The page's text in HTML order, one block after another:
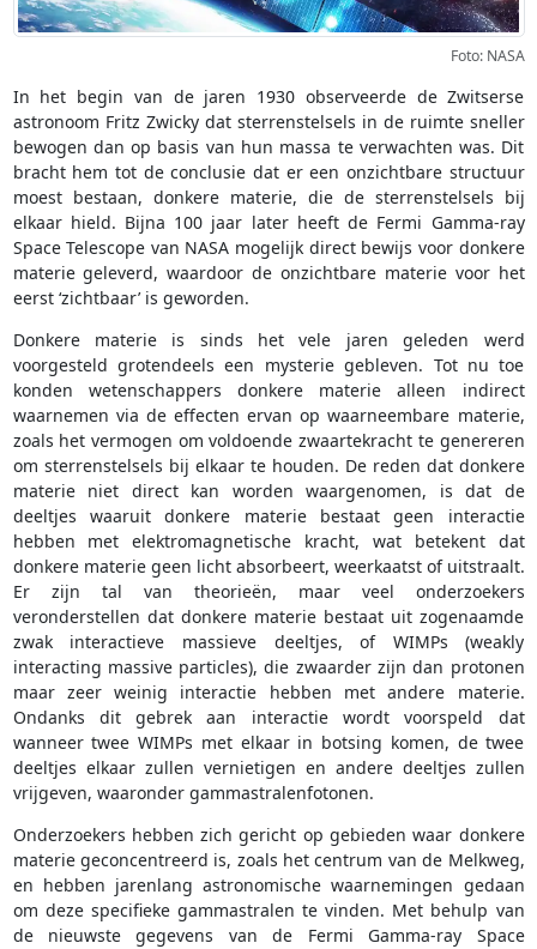
Foto: NASA
In het begin van de jaren 1930 observeerde de Zwitserse
astronoom Fritz Zwicky dat sterrenstelsels in de ruimte sneller
bewogen dan op basis van hun massa te verwachten was. Dit
bracht hem tot de conclusie dat er een onzichtbare structuur
moest bestaan, donkere materie, die de sterrenstelsels bij
elkaar hield. Bijna 100 jaar later heeft de Fermi Gamma-ray
Space Telescope van NASA mogelijk direct bewijs voor donkere
materie geleverd, waardoor de onzichtbare materie voor het
eerst ‘zichtbaar’ is geworden.
Donkere materie is sinds het vele jaren geleden werd
voorgesteld grotendeels een mysterie gebleven. Tot nu toe
konden wetenschappers donkere materie alleen indirect
waarnemen via de effecten ervan op waarneembare materie,
zoals het vermogen om voldoende zwaartekracht te genereren
om sterrenstelsels bij elkaar te houden. De reden dat donkere
materie niet direct kan worden waargenomen, is dat de
deeltjes waaruit donkere materie bestaat geen interactie
hebben met elektromagnetische kracht, wat betekent dat
donkere materie geen licht absorbeert, weerkaatst of uitstraalt.
Er zijn tal van theorieën, maar veel onderzoekers
veronderstellen dat donkere materie bestaat uit zogenaamde
zwak interactieve massieve deeltjes, of WIMPs (weakly
interacting massive particles), die zwaarder zijn dan protonen
maar zeer weinig interactie hebben met andere materie.
Ondanks dit gebrek aan interactie wordt voorspeld dat
wanneer twee WIMPs met elkaar in botsing komen, de twee
deeltjes elkaar zullen vernietigen en andere deeltjes zullen
vrijgeven, waaronder gammastralenfotonen.
Onderzoekers hebben zich gericht op gebieden waar donkere
materie geconcentreerd is, zoals het centrum van de Melkweg,
en hebben jarenlang astronomische waarnemingen gedaan
om deze specifieke gammastralen te vinden. Met behulp van
de nieuwste gegevens van de Fermi Gamma-ray Space